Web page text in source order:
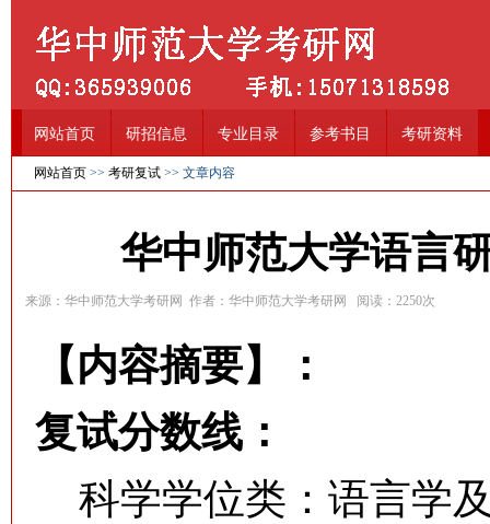
网站首页 研招信息 专业目录 参考书目 考研资料
网站首页 >> 考研复试 >> 文章内容
华中师范大学语言
来源：华中师范大学考研网 作者：华中师范大学考研网 阅读： 2250次
【内容摘要】：
复试分数线：
科学学位类：语言学